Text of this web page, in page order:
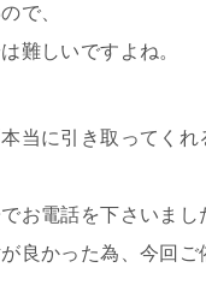
で、
難しいですよね。
当に引き取ってくれ
お電話を下さいまし
良かった為、今回ご